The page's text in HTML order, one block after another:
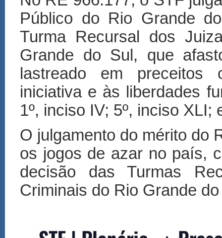
Público do Rio Grande
Turma Recursal dos
Grande do Sul, que
lastreado em preceitos
iniciativa e às liberdades
1º, inciso IV; 5º, inciso
O julgamento do mérito do
os jogos de azar no país,
decisão das Turmas
Criminais do Rio Grande